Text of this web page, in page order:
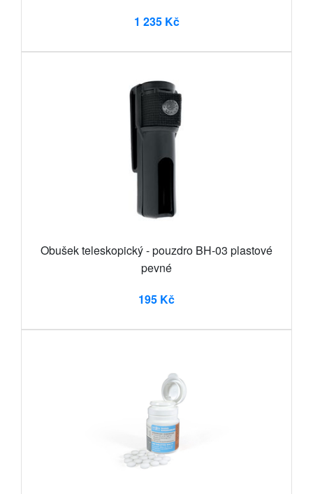
1 235 Kč
Obušek teleskopický - pouzdro BH-03 plastové
pevné
195 Kč